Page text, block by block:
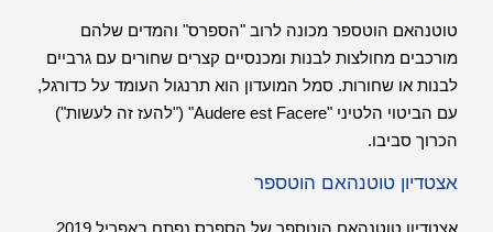
טוטנהאם הוטספר מכונה לרוב "הספרס" והמדים שלהם
מורכבים מחולצות לבנות ומכנסיים קצרים שחורים עם גרביים
לבנות או שחורות. סמל המועדון הוא תרנגול העומד על כדורגל,
עם הביטוי הלטיני "Audere est Facere" ("להעז זה לעשות")
הכרוך סביבו.
אצטדיון טוטנהאם הוטספר
אצטדיון טוטנהאם הוטספר של הספרס נפתח באפריל 2019